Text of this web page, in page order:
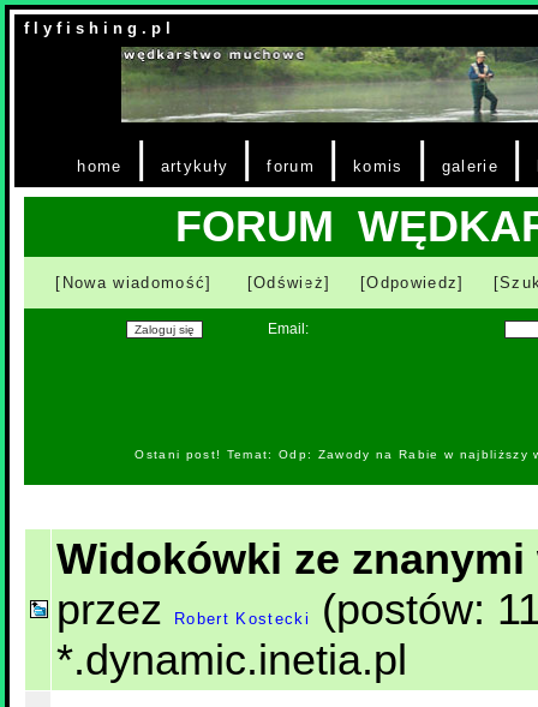
f l y f i s h i n g . p l
home | artykuły |forum | komis | galerie |
FORUM
[Nowa wiadomość] [Odśwież] [Odpowiedz]
Email:
Ostani post! Temat: Odp: Zawody na Rabie w
Widokówki ze
przez
Robert Kostecki
(postów:
*.dynamic.inetia.pl